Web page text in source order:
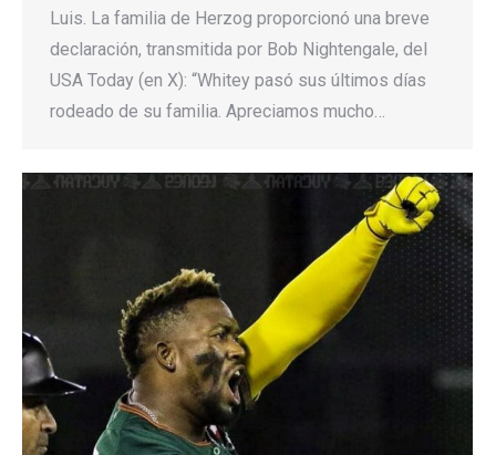
Luis. La familia de Herzog proporcionó una breve
declaración, transmitida por Bob Nightengale, del
USA Today (en X): “Whitey pasó sus últimos días
rodeado de su familia. Apreciamos mucho…